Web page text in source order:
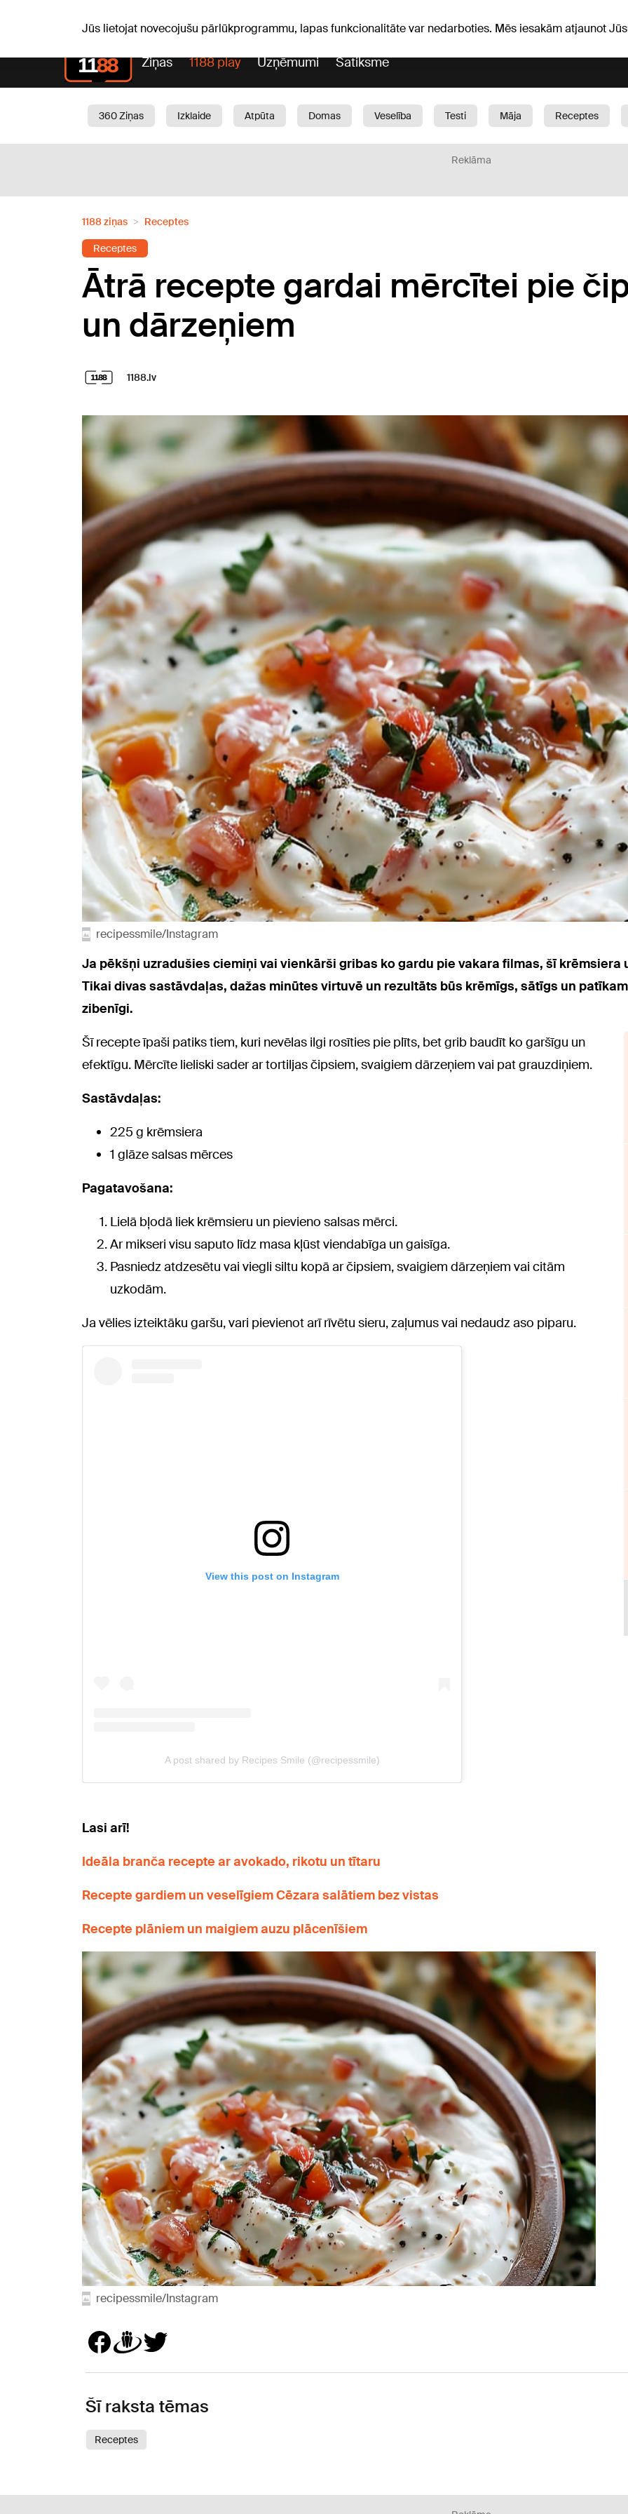
Jūs lietojat novecojušu pārlūkprogrammu, lapas funkcionalitāte var nedarboties. Mēs iesakām atjaunot
Ziņas 1188 play Uzņēmumi Satiksme
360 Ziņas Izklaide Atpūta Domas Veselība Testi Māja Receptes
Reklāma
1188 ziņas Receptes
Receptes
Ātrā recepte gardai mērcītei pie
un dārzeņiem
1188.lv
recipessmile/Instagram
Ja pēkšņi uzradušies ciemiņi vai vienkārši gribas ko gardu pie vakara filmas, šī
Tikai divas sastāvdaļas, dažas minūtes virtuvē un rezultāts būs krēmīgs, sātīgs un
zibenīgi.
Šī recepte īpaši patiks tiem, kuri nevēlas ilgi rosīties pie plīts, bet grib baudīt ko garšīgu un
efektīgu. Mērcīte lieliski sader ar tortiljas čipsiem, svaigiem dārzeņiem vai pat grauzdiņiem.
Sastāvdaļas:
225 g krēmsiera
1 glāze salsas mērces
Pagatavošana:
Lielā bļodā liek krēmsieru un pievieno salsas mērci.
Ar mikseri visu saputo līdz masa kļūst viendabīga un gaisīga.
Pasniedz atdzesētu vai viegli siltu kopā ar čipsiem, svaigiem dārzeņiem vai citām
uzkodām.
Ja vēlies izteiktāku garšu, vari pievienot arī rīvētu sieru, zaļumus vai nedaudz aso piparu.
Lasi arī!
Ideāla branča recepte ar avokado, rikotu un tītaru
Recepte gardiem un veselīgiem Cēzara salātiem bez vistas
Recepte plāniem un maigiem auzu plācenīšiem
recipessmile/Instagram
Šī raksta tēmas
Receptes